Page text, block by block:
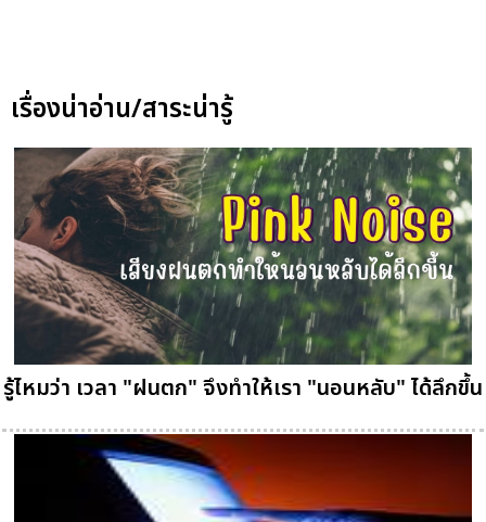
เรื่องน่าอ่าน/สาระน่ารู้
รู้ไหมว่า เวลา "ฝนตก" จึงทำให้เรา "นอนหลับ" ได้ลึกขึ้น